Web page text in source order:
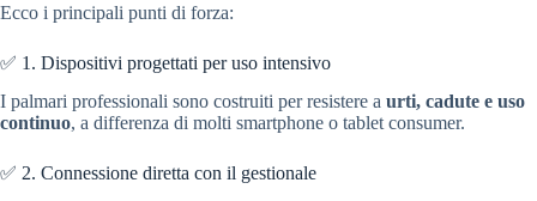
Ecco i principali punti di forza:
✅ 1. Dispositivi progettati per uso intensivo
I palmari professionali sono costruiti per resistere a urti, cadute e uso
continuo, a differenza di molti smartphone o tablet consumer.
✅ 2. Connessione diretta con il gestionale